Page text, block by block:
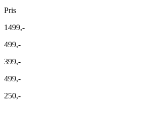
Pris
1499,-
499,-
399,-
499,-
250,-